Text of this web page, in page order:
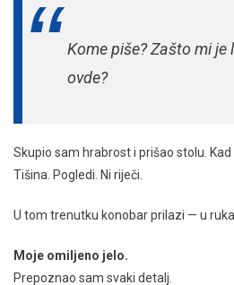
Kome piše? Zašto mi je
ovde?
Skupio sam hrabrost i prišao stolu.
Tišina. Pogledi. Ni riječi.
U tom trenutku konobar prilazi — u
Moje omiljeno jelo.
Prepoznao sam svaki detalj.